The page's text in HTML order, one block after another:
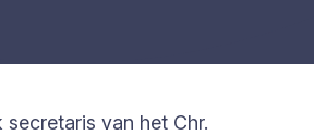
secretaris van het Chr.